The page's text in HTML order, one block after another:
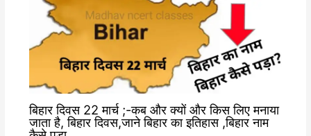
बिहार दिवस 22 मार्च ;-कब और क्यों और किस लिए मनाया
जाता है, बिहार दिवस,जाने बिहार का इतिहास ,बिहार नाम